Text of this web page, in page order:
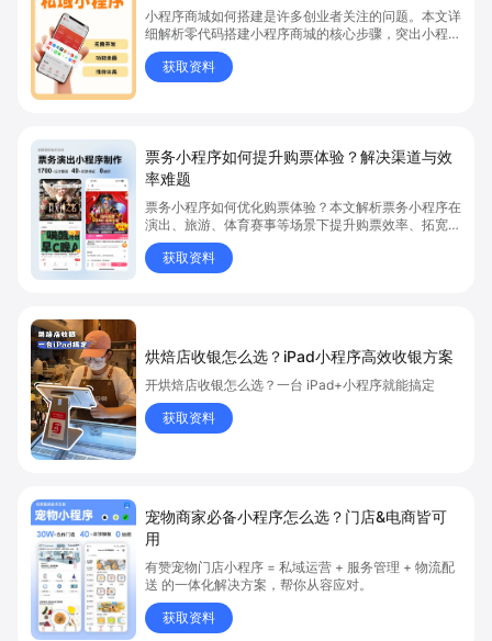
小程序商城如何搭建是许多创业者关注的问题。本文详
细解析零代码搭建小程序商城的核心步骤，突出小程序
商城、商城搭建与零代码开店优势，帮助你轻松实现商
品上架、全渠道销售及高效会员运营，快速开启线上卖
货新模式。点击获取详细操作指南！
获取资料
票务小程序如何提升购票体验？解决渠道与效
率难题
票务小程序如何优化购票体验？本文解析票务小程序在
演出、旅游、体育赛事等场景下提升购票效率、拓宽销
售渠道、实现会员精准营销的具体方式。关键词包括
“票务小程序”、“购票体验”、“购票效率”。
获取资料
烘焙店收银怎么选？iPad小程序高效收银方案
开烘焙店收银怎么选？一台 iPad+小程序就能搞定
获取资料
宠物商家必备小程序怎么选？门店&电商皆可
用
有赞宠物门店小程序 = 私域运营 + 服务管理 + 物流配
送 的一体化解决方案，帮你从容应对。
获取资料